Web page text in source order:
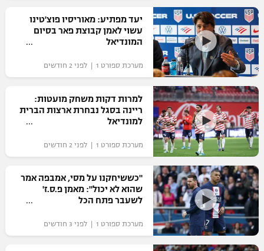
משתתפים וזוכים בפרסים
תקנון משתתפים וזוכים בפרסים
תקנון עבור פעילות אלקטרה
תקנון עבור פעילות ספורט 1 – "מרלן"
טניס
גיימינג E-Sports
תנאי שימוש
מדיניות פרטיות
תקנון פעילות ספורט 1
רשיון להקרנה פומבית לבית עסק
ספורט מוטורי
כדורמים
פוטבול אמריקאי NFL
בייסבול MLB
ספורט אתגרי ואקסטרים
אומנויות לחימה
גיימינג E-Sports
יעד מפתיע: מאוריסיו פוצ'טינו
עשוי לאמן קבוצת פאר בסיום
המונדיאל
מערכת ספורט 1 | לפני 2 חודשים
למרות דקות משחק מועטות:
ריינה בסגל נבחרת ארצות הברית
למונדיאל
מערכת ספורט 1 | לפני 2 חודשים
"כששיחקנו על מסי, אמבפה אמר
שהוא לא יכול": מאמן פ.ס.ז'
לשעבר פתח הכל
מערכת ספורט 1 | לפני 3 חודשים